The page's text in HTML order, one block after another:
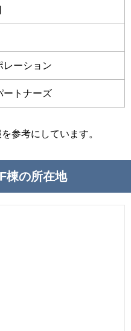
レーション
ートナーズ
参考にしています。
棟の所在地